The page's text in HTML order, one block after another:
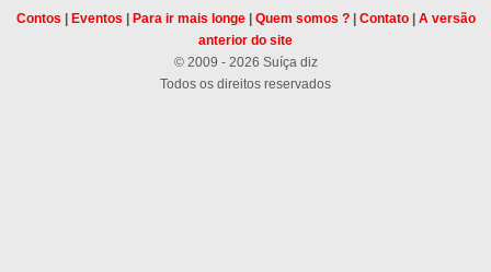
Contos Eventos Para ir mais longe| Quem somos ?| Contato| A versão
anterior do site
© 2009 - 2026 Suíça diz
Todos os direitos reservados